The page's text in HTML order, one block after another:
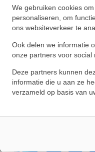
We gebruiken cookies
personaliseren, om
ons websiteverkeer te
Ook delen we informatie
onze partners voor social
Deze partners kunnen
informatie die u aan ze
verzameld op basis van
NTN
★
★